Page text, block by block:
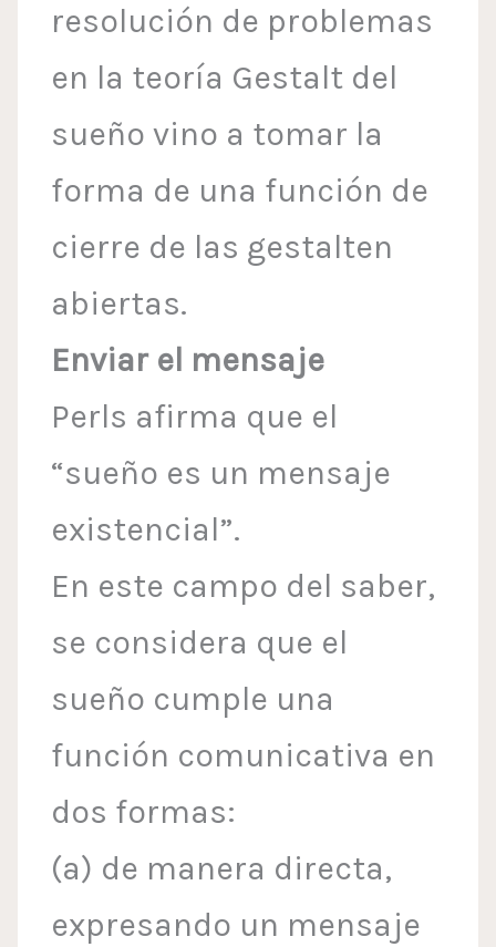
resolución de problemas
en la teoría Gestalt del
sueño vino a tomar la
forma de una función de
cierre de las gestalten
abiertas.
Enviar el mensaje
Perls afirma que el
“sueño es un mensaje
existencial”.
En este campo del saber,
se considera que el
sueño cumple una
función comunicativa en
dos formas:
(a) de manera directa,
expresando un mensaje